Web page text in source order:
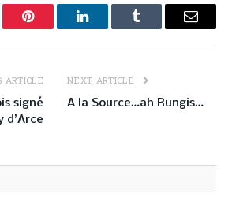
Pinterest LinkedInTumblr Email
ARTICLE
signé
d’Arce
NEXT ARTICLE
A la Source…ah Rungis…